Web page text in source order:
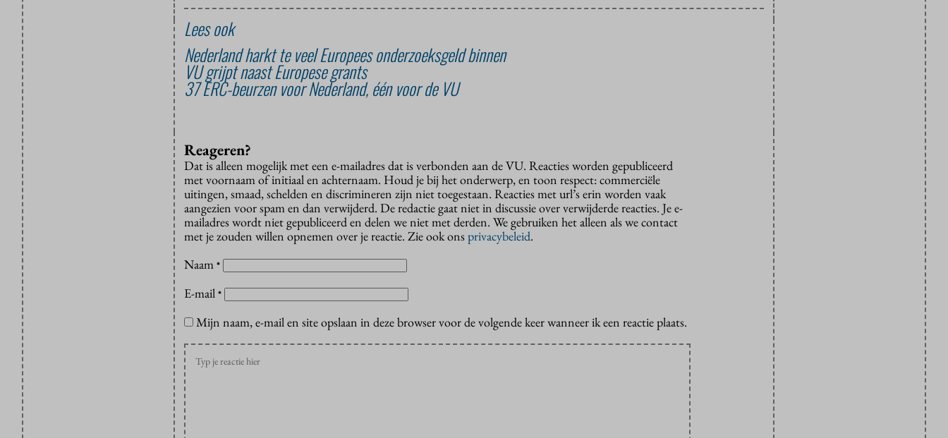
Lees ook
Nederland harkt te veel Europees onderzoeksgeld binnen
VU grijpt naast Europese grants
37 ERC-beurzen voor Nederland, één voor de VU
Reageren?
Dat is alleen mogelijk met een e-mailadres dat is verbonden aan de VU. Reacties worden gepubliceerd
met voornaam of initiaal en achternaam. Houd je bij het onderwerp, en toon respect: commerciële
uitingen, smaad, schelden en discrimineren zijn niet toegestaan. Reacties met url’s erin worden vaak
aangezien voor spam en dan verwijderd. De redactie gaat niet in discussie over verwijderde reacties. Je e-
mailadres wordt niet gepubliceerd en delen we niet met derden. We gebruiken het alleen als we contact
met je zouden willen opnemen over je reactie. Zie ook onsprivacybeleid.
Naam *
E-mail *
Mijn naam, e-mail en site opslaan in deze browser voor de volgende keer wanneer ik een reactie plaats.